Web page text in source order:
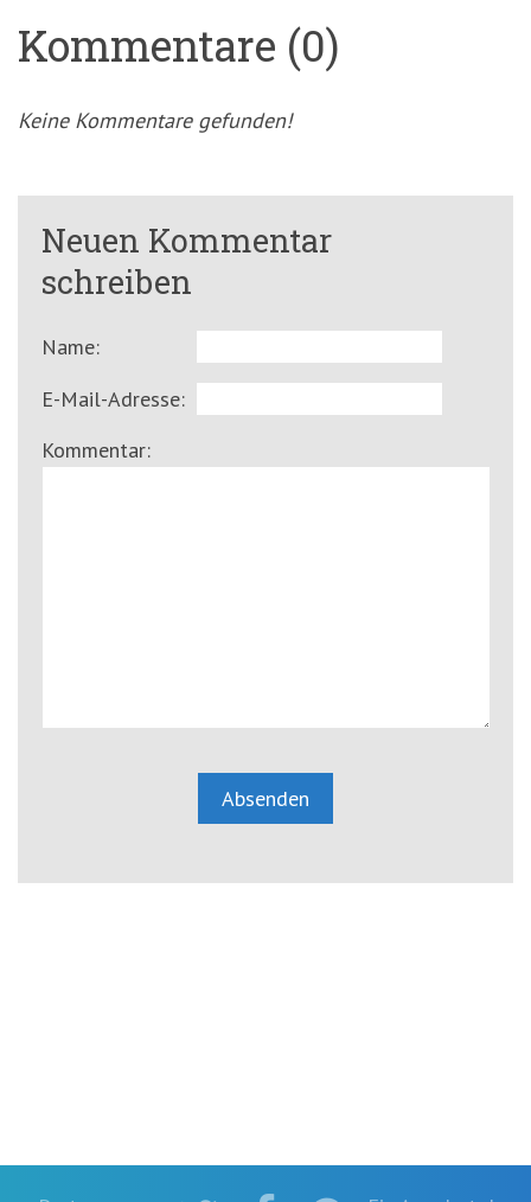
Kommentare (0)
Keine Kommentare gefunden!
Neuen Kommentar
schreiben
Name:
E-Mail-Adresse:
Kommentar: